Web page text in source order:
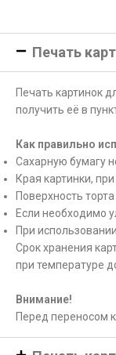
Печать
Печать картинок
получить её в
Как правильно
Сахарную бумагу
Края картинки,
Поверхность
Если необходимо
При
Срок хранения
при температуре
Внимание!
Перед переносом